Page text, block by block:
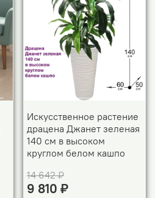
Искусственное растение
драцена Джанет зеленая
140 см в высоком
круглом белом кашпо
14 642 ₽
9 810 ₽